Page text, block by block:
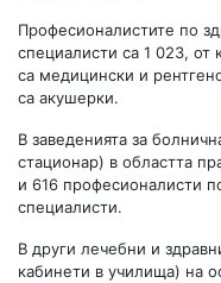
Професионалистите по
специалисти са 1 023, от
са медицински и
са акушерки.
В заведенията за
стационар) в областта
и 616 професионалисти
специалисти.
В други лечебни и
кабинети в училища) на